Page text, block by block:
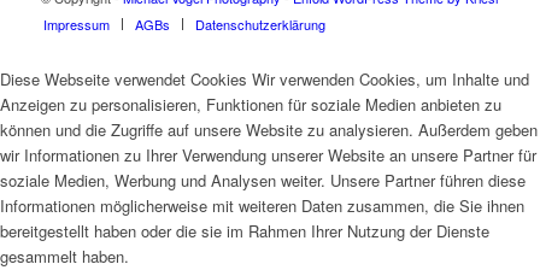
Impressum
AGBs Datenschutzerklärung
Diese Webseite verwendet Cookies Wir verwenden Cookies, um Inhalte und
Anzeigen zu personalisieren, Funktionen für soziale Medien anbieten zu
können und die Zugriffe auf unsere Website zu analysieren. Außerdem geben
wir Informationen zu Ihrer Verwendung unserer Website an unsere Partner für
soziale Medien, Werbung und Analysen weiter. Unsere Partner führen diese
Informationen möglicherweise mit weiteren Daten zusammen, die Sie ihnen
bereitgestellt haben oder die sie im Rahmen Ihrer Nutzung der Dienste
gesammelt haben.